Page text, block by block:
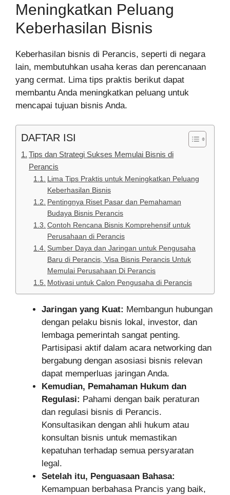
Meningkatkan Peluang
Keberhasilan Bisnis
Keberhasilan bisnis di Perancis, seperti di negara
lain, membutuhkan usaha keras dan perencanaan
yang cermat. Lima tips praktis berikut dapat
membantu Anda meningkatkan peluang untuk
mencapai tujuan bisnis Anda.
DAFTAR ISI
Tips dan Strategi Sukses Memulai Bisnis di
Perancis
Lima Tips Praktis untuk Meningkatkan Peluang
Keberhasilan Bisnis
Pentingnya Riset Pasar dan Pemahaman
Budaya Bisnis Perancis
Contoh Rencana Bisnis Komprehensif untuk
Perusahaan di Perancis
Sumber Daya dan Jaringan untuk Pengusaha
Baru di Perancis, Visa Bisnis Perancis Untuk
Memulai Perusahaan Di Perancis
Motivasi untuk Calon Pengusaha di Perancis
Jaringan yang Kuat: Membangun hubungan
dengan pelaku bisnis lokal, investor, dan
lembaga pemerintah sangat penting.
Partisipasi aktif dalam acara networking dan
bergabung dengan asosiasi bisnis relevan
dapat memperluas jaringan Anda.
Kemudian, Pemahaman Hukum dan
Regulasi: Pahami dengan baik peraturan
dan regulasi bisnis di Perancis.
Konsultasikan dengan ahli hukum atau
konsultan bisnis untuk memastikan
kepatuhan terhadap semua persyaratan
legal.
Setelah itu, Penguasaan Bahasa:
Kemampuan berbahasa Prancis yang baik,